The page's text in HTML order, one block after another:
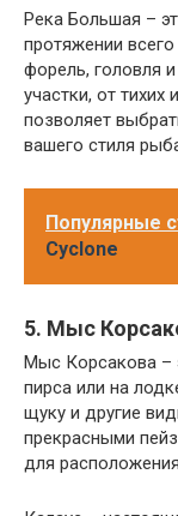
Река Большая –
протяжении
форель, головля
участки, от
позволяет
вашего стиля
Популярные
Cyclone
5. Мыс
Мыс Корсакова –
пирса или на
щуку и другие
прекрасными
для